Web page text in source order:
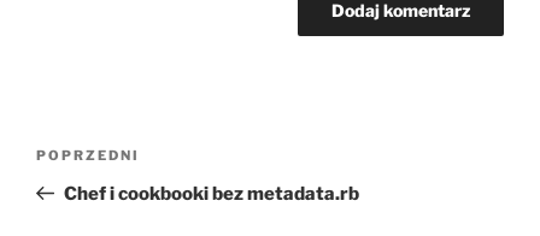
Poprzedni
wpis
POPRZEDNI
Chef i cookbooki bez metadata.rb